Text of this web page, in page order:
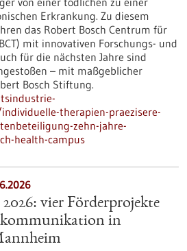
Erkrankung. Zu diesem
das Robert Bosch Centrum für
mit innovativen Forschungs- und
für die nächsten Jahre sind
– mit maßgeblicher
Bosch Stiftung.
therapien-praezisere-
zehn-jahre-
health-campus
vier Förderprojekte
in